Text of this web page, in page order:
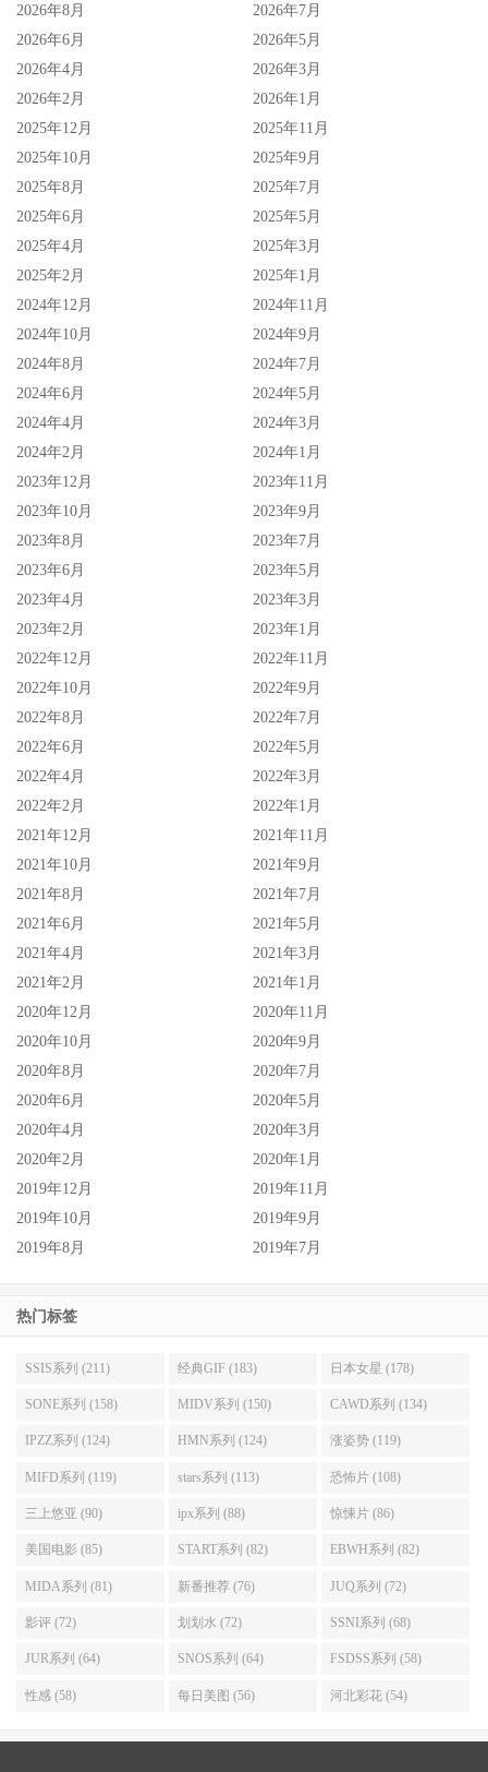
2026年8月
2026年7月
2026年6月
2026年5月
2026年4月
2026年3月
2026年2月
2026年1月
2025年12月
2025年11月
2025年10月
2025年9月
2025年8月
2025年7月
2025年6月
2025年5月
2025年4月
2025年3月
2025年2月
2025年1月
2024年12月
2024年11月
2024年10月
2024年9月
2024年8月
2024年7月
2024年6月
2024年5月
2024年4月
2024年3月
2024年2月
2024年1月
2023年12月
2023年11月
2023年10月
2023年9月
2023年8月
2023年7月
2023年6月
2023年5月
2023年4月
2023年3月
2023年2月
2023年1月
2022年12月
2022年11月
2022年10月
2022年9月
2022年8月
2022年7月
2022年6月
2022年5月
2022年4月
2022年3月
2022年2月
2022年1月
2021年12月
2021年11月
2021年10月
2021年9月
2021年8月
2021年7月
2021年6月
2021年5月
2021年4月
2021年3月
2021年2月
2021年1月
2020年12月
2020年11月
2020年10月
2020年9月
2020年8月
2020年7月
2020年6月
2020年5月
2020年4月
2020年3月
2020年2月
2020年1月
2019年12月
2019年11月
2019年10月
2019年9月
2019年8月
2019年7月
热门标签
SSIS系列 (211) 经典GIF (183) 日本女星 (178)
SONE系列 (158) MIDV系列 (150) CAWD系列 (134)
IPZZ系列 (124) HMN系列 (124) 涨姿势 (119)
MIFD系列 (119) stars系列 (113) 恐怖片 (108)
三上悠亚 (90) ipx系列 (88) 惊悚片 (86)
美国电影 (85) START系列 (82) EBWH系列 (82)
MIDA系列 (81) 新番推荐 (76) JUQ系列 (72)
影评 (72) 划划水 (72) SSNI系列 (68)
JUR系列 (64) SNOS系列 (64) FSDSS系列 (58)
性感 (58) 每日美图 (56) 河北彩花 (54)